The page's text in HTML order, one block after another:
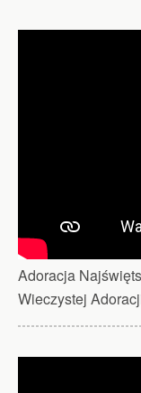
Adoracja
Wieczystej